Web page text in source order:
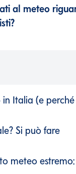
al meteo
Italia (e
Italia (e
Si può fare
Si può fare
meteo
meteo